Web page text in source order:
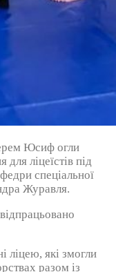
Юсиф огли
ліцеїстів під
спеціальної
Журавля.
ліцею, які змогли
разом із